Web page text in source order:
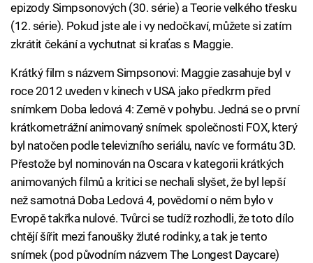
epizody Simpsonových (30. série) a Teorie velkého třesku
(12. série). Pokud jste ale i vy nedočkaví, můžete si zatím
zkrátit čekání a vychutnat si kraťas s Maggie.
Krátký film s názvem Simpsonovi: Maggie zasahuje byl v
roce 2012 uveden v kinech v USA jako předkrm před
snímkem Doba ledová 4: Země v pohybu. Jedná se o první
krátkometrážní animovaný snímek společnosti FOX, který
byl natočen podle televizního seriálu, navíc ve formátu 3D.
Přestože byl nominován na Oscara v kategorii krátkých
animovaných filmů a kritici se nechali slyšet, že byl lepší
než samotná Doba Ledová 4, povědomí o něm bylo v
Evropě takřka nulové. Tvůrci se tudíž rozhodli, že toto dílo
chtějí šířit mezi fanoušky žluté rodinky, a tak je tento
snímek (pod původním názvem The Longest Daycare)